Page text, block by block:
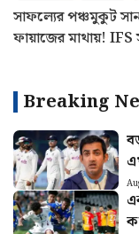
সাফল্যের পঞ্চমুকুট
ফায়াজের মাথায়! IFS
Breaking